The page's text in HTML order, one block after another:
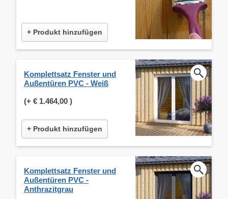
+ Produkt hinzufügen
Komplettsatz Fenster und
Außentüren PVC - Weiß
(+ € 1.464,00 )
+ Produkt hinzufügen
Komplettsatz Fenster und
Außentüren PVC -
Anthrazitgrau